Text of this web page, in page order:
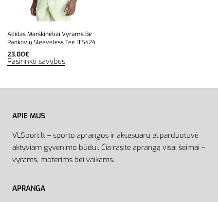
Adidas Marškinėliai Vyrams Be
Rankovių Sleeveless Tee IT5424
23,00€
Pasirinkti savybes
APIE MUS
VLSport.lt – sporto aprangos ir aksesuarų el.parduotuvė
aktyviam gyvenimo būdui. Čia rasite aprangą visai šeimai –
vyrams, moterims bei vaikams.
APRANGA